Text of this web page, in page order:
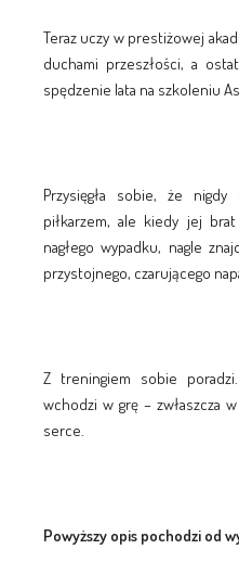
Teraz uczy w prestiżowej
duchami przeszłości, a
spędzenie lata na szkoleniu
Przysięgła sobie, że
piłkarzem, ale kiedy jej
nagłego wypadku, nagle
przystojnego, czarującego
Z treningiem sobie
wchodzi w grę – zwłaszcza
serce.
Powyższy opis pochodzi od